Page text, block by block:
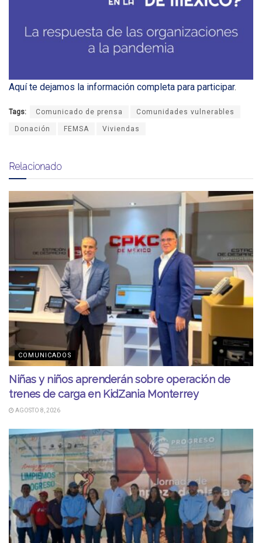
Aquí te dejamos la información completa para participar.
Tags: Comunicado de prensa Comunidades vulnerables
Donación FEMSA Viviendas
Relacionado
COMUNICADOS
Niñas y niños aprenderán sobre operación de
trenes de carga en KidZania Monterrey
AGOSTO 8, 2026